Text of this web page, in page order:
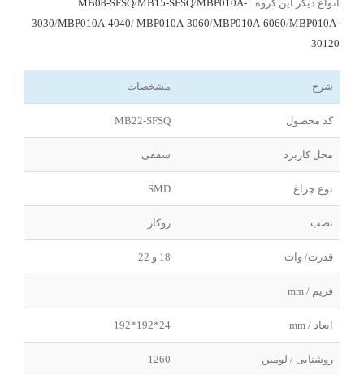
انواع دیگر این گروه :
MB08-SFSQ/MB15-SFSQ/MBP010A-
3030/MBP010A-4040/ MBP010A-3060/MBP010A-6060/MBP010A-
30120
شرح مشخصات
کد محصول MB22-SFSQ
محل کاربرد سقفی
نوع چراغ SMD
نصب روکار
قدرت/ وات 18 و 22
فریم / mm
ابعاد / mm 24*192*192
روشنایی / لومین 1260